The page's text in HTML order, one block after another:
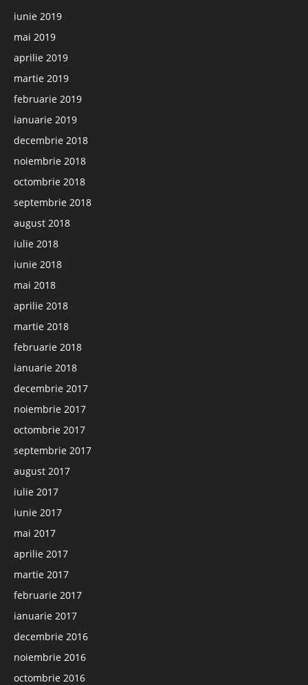
iunie 2019
mai 2019
aprilie 2019
martie 2019
februarie 2019
ianuarie 2019
decembrie 2018
noiembrie 2018
octombrie 2018
septembrie 2018
august 2018
iulie 2018
iunie 2018
mai 2018
aprilie 2018
martie 2018
februarie 2018
ianuarie 2018
decembrie 2017
noiembrie 2017
octombrie 2017
septembrie 2017
august 2017
iulie 2017
iunie 2017
mai 2017
aprilie 2017
martie 2017
februarie 2017
ianuarie 2017
decembrie 2016
noiembrie 2016
octombrie 2016